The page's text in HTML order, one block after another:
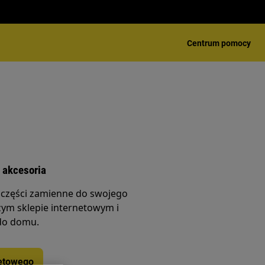
Centrum pomocy
zamienne do swojego
sklepie internetowym i
domu.